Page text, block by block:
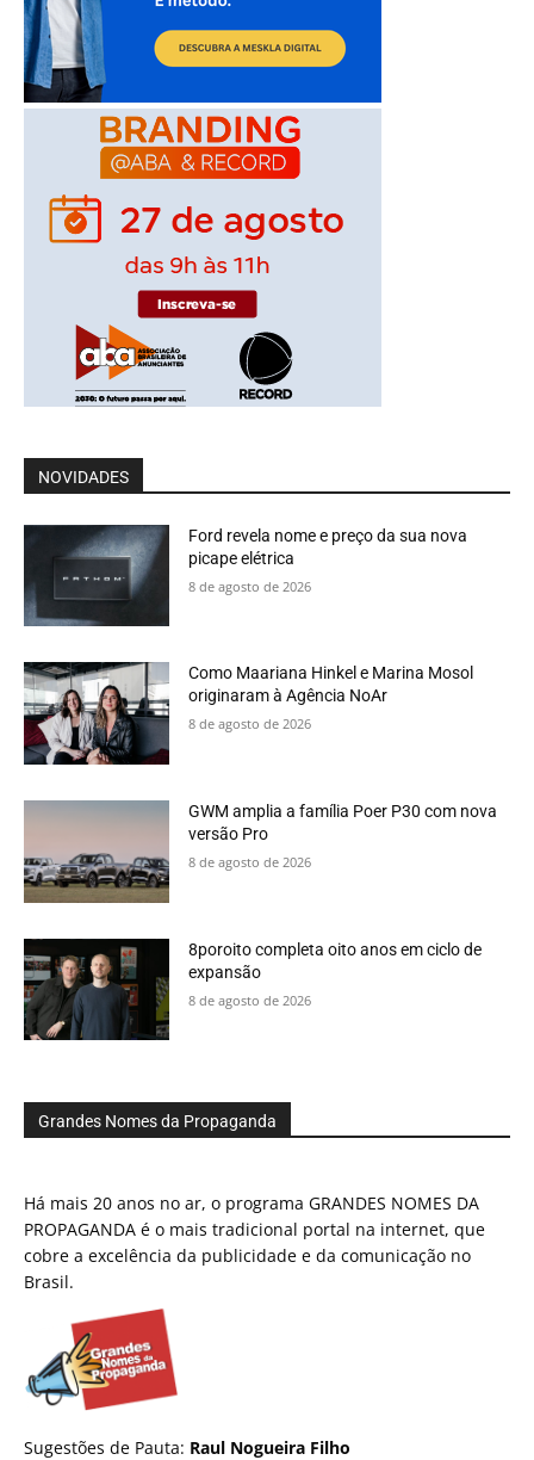
NOVIDADES
Ford revela nome e preço da sua nova
picape elétrica
8 de agosto de 2026
Como Maariana Hinkel e Marina Mosol
originaram à Agência NoAr
8 de agosto de 2026
GWM amplia a família Poer P30 com nova
versão Pro
8 de agosto de 2026
8poroito completa oito anos em ciclo de
expansão
8 de agosto de 2026
Grandes Nomes da Propaganda
Há mais 20 anos no ar, o programa GRANDES NOMES DA
PROPAGANDA é o mais tradicional portal na internet, que
cobre a excelência da publicidade e da comunicação no
Brasil.
Sugestões de Pauta: Raul Nogueira Filho